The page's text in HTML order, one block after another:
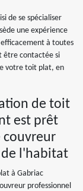
de se spécialiser
une expérience
à toutes
être contactée si
votre toit plat, en
de toit
est prêt
couvreur
de l'habitat
à Gabriac
professionnel